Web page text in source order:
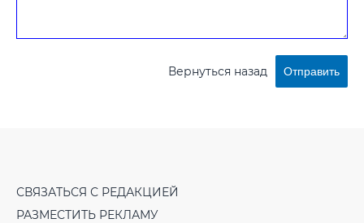
Вернуться назад Отправить
СВЯЗАТЬСЯ С РЕДАКЦИЕЙ
РАЗМЕСТИТЬ РЕКЛАМУ